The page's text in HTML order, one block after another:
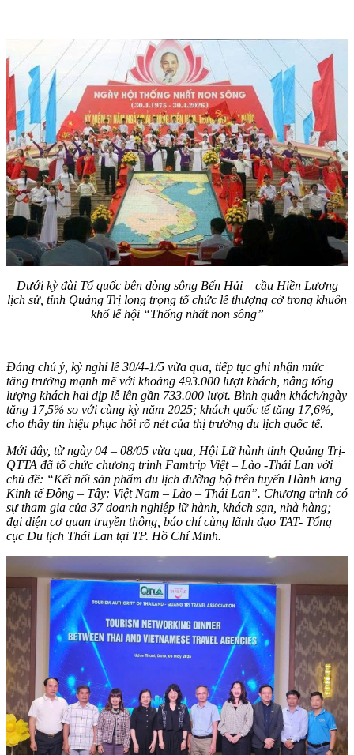
Dưới kỳ đài Tổ quốc bên dòng sông Bến Hải – cầu Hiền Lương
lịch sử, tỉnh Quảng Trị long trọng tổ chức lễ thượng cờ trong khuôn
khổ lễ hội “Thống nhất non sông”
Đáng chú ý, kỳ nghỉ lễ 30/4-1/5 vừa qua, tiếp tục ghi nhận mức
tăng trưởng mạnh mẽ với khoảng 493.000 lượt khách, nâng tổng
lượng khách hai dịp lễ lên gần 733.000 lượt. Bình quân khách/ngày
tăng 17,5% so với cùng kỳ năm 2025; khách quốc tế tăng 17,6%,
cho thấy tín hiệu phục hồi rõ nét của thị trường du lịch quốc tế.
Mới đây, từ ngày 04 – 08/05 vừa qua, Hội Lữ hành tỉnh Quảng Trị-
QTTA đã tổ chức chương trình Famtrip Việt – Lào -Thái Lan với
chủ đề: “Kết nối sản phẩm du lịch đường bộ trên tuyến Hành lang
Kinh tế Đông – Tây: Việt Nam – Lào – Thái Lan”. Chương trình có
sự tham gia của 37 doanh nghiệp lữ hành, khách sạn, nhà hàng;
đại diện cơ quan truyền thông, báo chí cùng lãnh đạo TAT- Tổng
cục Du lịch Thái Lan tại TP. Hồ Chí Minh.